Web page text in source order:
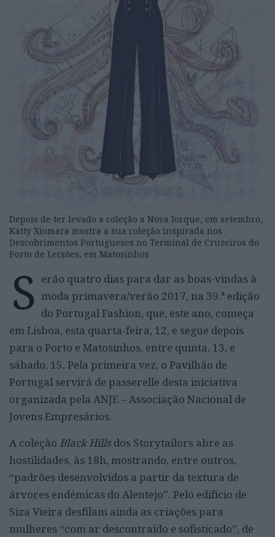
Depois de ter levado a coleção a Nova Iorque, em setembro,
Katty Xiomara mostra a sua coleção inspirada nos
Descobrimentos Portugueses no Terminal de Cruzeiros do
Porto de Leixões, em Matosinhos
S erão quatro dias para dar as boas-vindas à
moda primavera/verão 2017, na 39.ª edição
do Portugal Fashion, que, este ano, começa
em Lisboa, esta quarta-feira, 12, e segue depois
para o Porto e Matosinhos, entre quinta, 13, e
sábado, 15. Pela primeira vez, o Pavilhão de
Portugal servirá de passerelle desta iniciativa
organizada pela ANJE – Associação Nacional de
Jovens Empresários.
A coleção Black Hills dos Storytailors abre as
hostilidades, às 18h, mostrando, entre outros,
“padrões desenvolvidos a partir da textura de
árvores endémicas do Alentejo”. Pelo edifício de
Siza Vieira desfilam ainda as criações para
mulheres “com ar descontraído e sofisticado”, de